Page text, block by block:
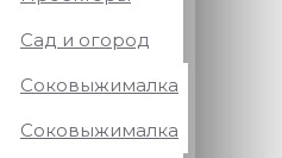
Сад и огород
Соковыжималка
Соковыжималка